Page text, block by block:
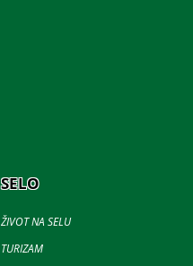
SELO
ŽIVOT NA SELU
TURIZAM